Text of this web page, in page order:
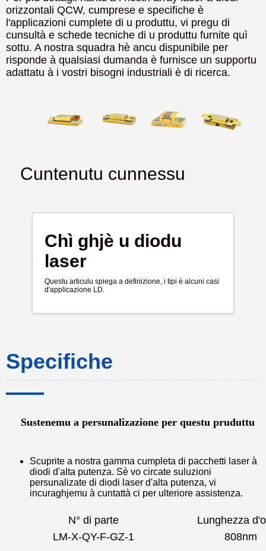
orizzontali QCW, cumprese e specifiche è
l'applicazioni cumplete di u produttu, vi pregu di
cunsultà e schede tecniche di u produttu furnite quì
sottu. A nostra squadra hè ancu dispunibile per
risponde à qualsiasi dumanda è furnisce un supportu
adattatu à i vostri bisogni industriali è di ricerca.
Cuntenutu cunnessu
Chì ghjè u diodu
laser
Questu articulu spiega a definizione, i tipi è alcuni casi
d'applicazione LD.
Specifiche
Sustenemu a persunalizazione per questu pruduttu
Scuprite a nostra gamma cumpleta di pacchetti laser à
diodi d'alta putenza. Sè vo circate suluzioni
persunalizate di diodi laser d'alta putenza, vi
incuraghjemu à cuntattà ci per ulteriore assistenza.
N° di parte
Lunghezza
LM-X-QY-F-GZ-1
808nm